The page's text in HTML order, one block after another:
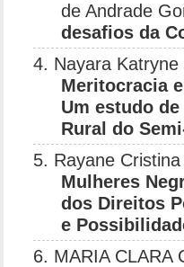
de Andrade
desafios da
4. Nayara
Meritocracia
Um estudo
Rural do
5. Rayane
Mulheres
dos Direitos
e
6. MARIA CLARA